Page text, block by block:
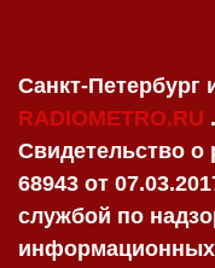
Санкт-Петербург
RADIOMETRO.RU .
Свидетельство
68943 от
службой по
информационных